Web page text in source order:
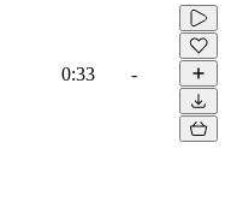
0:33 -